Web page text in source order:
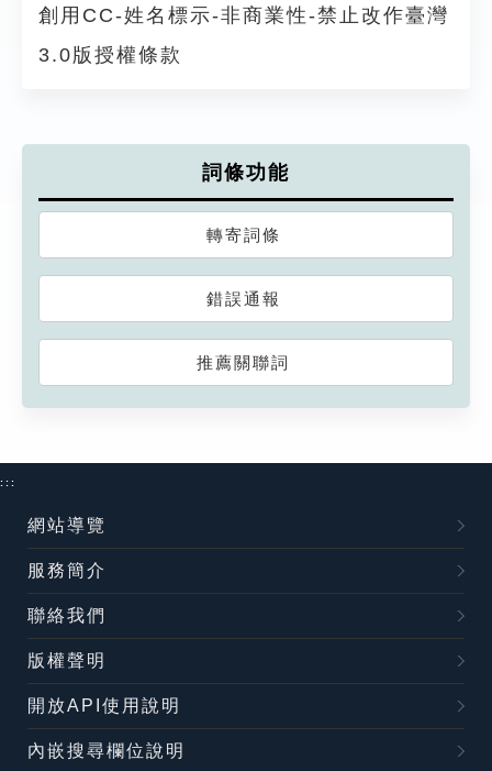
創用CC-姓名標示-非商業性-禁止改作臺灣
3.0版授權條款
詞條功能
轉寄詞條
錯誤通報
推薦關聯詞
:::
網站導覽
服務簡介
聯絡我們
版權聲明
開放API使用說明
內嵌搜尋欄位說明